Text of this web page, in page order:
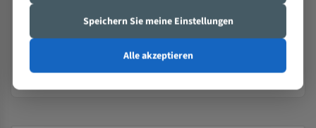
Beschädigte, gerissene, verschlissene oder überhitzte
Sägebänder nicht verwenden.
Von Kindern fernhalten. Nicht für die Verwendung durch
Kinder bestimmt.
Speichern Sie meine Einstellungen
Alle akzeptieren